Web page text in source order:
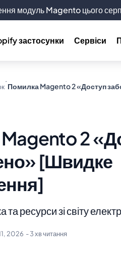
застосунки Сервіси
Помилка Magento 2 «Доступ
2
[Швидке
ресурси зі світу
2026 - 3 хв читання
модуль Magento цього